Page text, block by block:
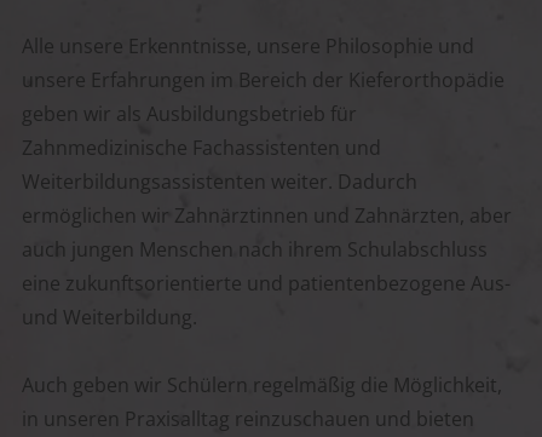
Alle unsere Erkenntnisse, unsere Philosophie und
unsere Erfahrungen im Bereich der Kieferorthopädie
geben wir als Ausbildungsbetrieb für
Zahnmedizinische Fachassistenten und
Weiterbildungsassistenten weiter. Dadurch
ermöglichen wir Zahnärztinnen und Zahnärzten, aber
auch jungen Menschen nach ihrem Schulabschluss
eine zukunftsorientierte und patientenbezogene Aus-
und Weiterbildung.
Auch geben wir Schülern regelmäßig die Möglichkeit,
in unseren Praxisalltag reinzuschauen und bieten